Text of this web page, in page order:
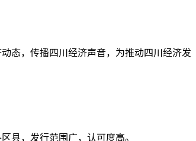
态，传播四川经济声音，为推动四川经济发
县，发行范围广，认可度高。